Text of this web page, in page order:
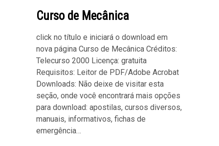
Curso de Mecânica
click no título e iniciará o download em
nova página Curso de Mecânica Créditos:
Telecurso 2000 Licença: gratuita
Requisitos: Leitor de PDF/Adobe Acrobat
Downloads: Não deixe de visitar esta
seção, onde você encontrará mais opções
para download: apostilas, cursos diversos,
manuais, informativos, fichas de
emergência…